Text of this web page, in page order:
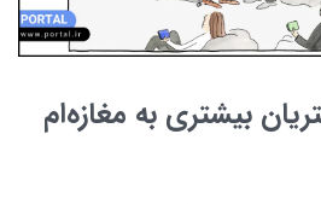
بیشتری به مغازه‌ام